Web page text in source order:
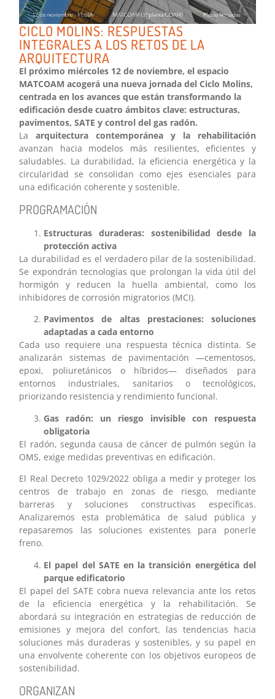
CICLO MOLINS: RESPUESTAS
INTEGRALES A LOS RETOS DE LA
ARQUITECTURA
El próximo miércoles 12 de noviembre, el espacio
MATCOAM acogerá una nueva jornada del Ciclo Molins,
centrada en los avances que están transformando la
edificación desde cuatro ámbitos clave: estructuras,
pavimentos, SATE y control del gas radón.
Laarquitectura contemporánea y la rehabilitación
avanzan hacia modelos más resilientes, eficientes y
saludables. La durabilidad, la eficiencia energética y la
circularidad se consolidan como ejes esenciales para
una edificación coherente y sostenible.
PROGRAMACIÓN
Estructuras duraderas: sostenibilidad desde la
protección activa
La durabilidad es el verdadero pilar de la sostenibilidad.
Se expondrán tecnologías que prolongan la vida útil del
hormigón y reducen la huella ambiental, como los
inhibidores de corrosión migratorios (MCI).
Pavimentos de altas prestaciones: soluciones
adaptadas a cada entorno
Cada uso requiere una respuesta técnica distinta. Se
analizarán sistemas de pavimentación —cementosos,
epoxi, poliuretánicos o híbridos— diseñados para
entornos industriales, sanitarios o tecnológicos,
priorizando resistencia y rendimiento funcional.
Gas radón: un riesgo invisible con respuesta
obligatoria
El radón, segunda causa de cáncer de pulmón según la
OMS, exige medidas preventivas en edificación.
El Real Decreto 1029/2022 obliga a medir y proteger los
centros de trabajo en zonas de riesgo, mediante
barreras y soluciones constructivas específicas.
Analizaremos esta problemática de salud pública y
repasaremos las soluciones existentes para ponerle
freno.
El papel del SATE en la transición energética del
parque edificatorio
El papel del SATE cobra nueva relevancia ante los retos
de la eficiencia energética y la rehabilitación. Se
abordará su integración en estrategias de reducción de
emisiones y mejora del confort, las tendencias hacia
soluciones más duraderas y sostenibles, y su papel en
una envolvente coherente con los objetivos europeos de
sostenibilidad.
ORGANIZAN